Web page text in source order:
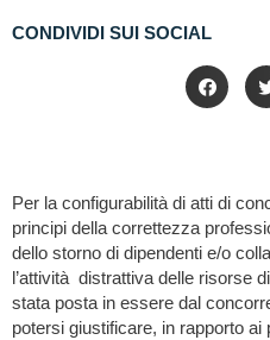
CONDIVIDI SUI SOCIAL
Per la configurabilità di atti di
principi della correttezza
dello storno di dipendenti e/o
l’attività distrattiva delle risorse
stata posta in essere dal
potersi giustificare, in rapporto